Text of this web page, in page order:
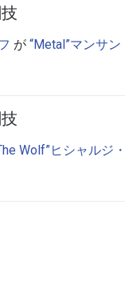
が “Metal”マンサ
Wolf”ヒシャルジ